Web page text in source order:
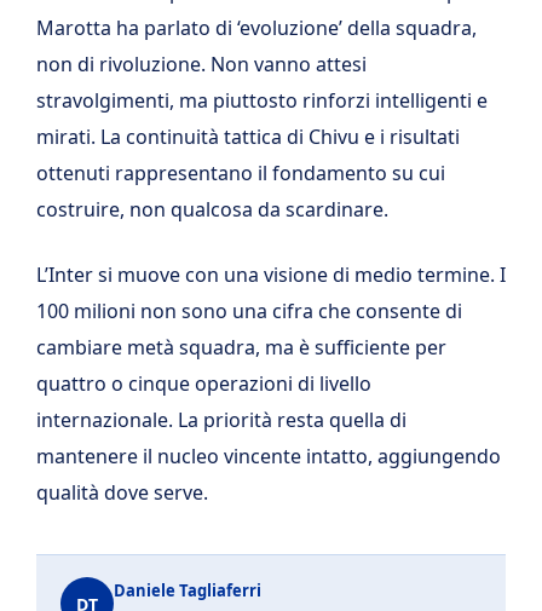
Marotta ha parlato di ‘evoluzione’ della squadra,
non di rivoluzione. Non vanno attesi
stravolgimenti, ma piuttosto rinforzi intelligenti e
mirati. La continuità tattica di Chivu e i risultati
ottenuti rappresentano il fondamento su cui
costruire, non qualcosa da scardinare.
L’Inter si muove con una visione di medio termine. I
100 milioni non sono una cifra che consente di
cambiare metà squadra, ma è sufficiente per
quattro o cinque operazioni di livello
internazionale. La priorità resta quella di
mantenere il nucleo vincente intatto, aggiungendo
qualità dove serve.
DT
Daniele Tagliaferri